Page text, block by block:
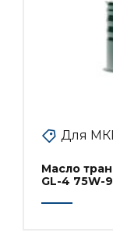
Для
Масло
GL-4 75W-